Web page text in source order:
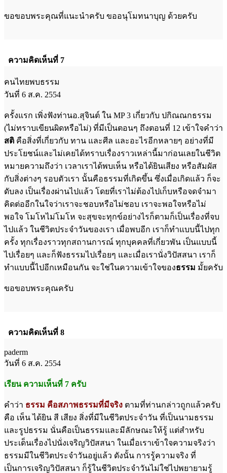
ขอขอบพระคุณที่แนะนำครับ ขออนุโมทนาบุญ ด้วยครับ
ความคิดเห็นที่ 7
คนไทยพบธรรม
วันที่ 6 ส.ค. 2554
ครั้งแรก เพิ่งฟังท่านอ.สุจินต์ ใน MP 3 เกี่ยวกับ ปกิณณกธรรม
(ไม่ทราบเขียนผิดหรือไม่) ที่มีเป็นตอนๆ ถึงตอนที่ 12 เข้าใจคำว่า
สติ คือสิ่งที่เกี่ยวกับ ทาน และศีล และอะไรอีกหลายๆ อย่างที่มี
ประโยชน์และไม่เคยได้ทราบเรื่องราวเหล่านี้มาก่อนเลยในชีวิต
หมายความถึงว่า เวลาเราได้พบเห็น หรือได้ยินเสียง หรือสัมผัส
กับสิ่งต่างๆ รอบตัวเรา นั้นคือธรรมที่เกิดขึ้น ซึ่งเมื่อเกิดแล้ว ก็จะ
ดับลง เป็นเรื่องผ่านไปแล้ว โดยที่เราไม่ต้องไปเก็บหรือจดจำมา
คิดต่ออีกในใจว่าเราจะชอบหรือไม่ชอบ เราจะพอใจหรือไม่
พอใจ โมโหไม่โมโห จะสุขจะทุกข์อย่างไรก็ตามก็เป็นเรื่องที่จบ
ไปแล้ว ในชีวิตประจำวันของเรา เมื่อพบอีก เราก็ทำแบบนี้ไปทุก
ครั้ง ทุกเรื่องราวทุกสถานการณ์ ทุกบุคคลที่เกี่ยวพัน เป็นแบบนี้
ไปเรื่อยๆ และก็ฟังธรรมไปเรื่อยๆ และเมื่อเรานั่งวิปัสสนา เราก็
ทำแบบนี้ไปอีกเหมือนกัน จะใช่ในความเข้าใจของธรรม มั้ยครับ
ขอขอบพระคุณครับ
ความคิดเห็นที่ 8
paderm
วันที่ 6 ส.ค. 2554
เรียน ความเห็นที่ 7 ครับ
คำว่า ธรรม คือสภาพธรรมที่มีจริง ตามที่ท่านกล่าวถูกแล้วครับ
คือ เห็น ได้ยิน สี เสียง สิ่งที่มีในชีวิตประจำวัน ที่เป็นนามธรรม
และรูปธรรม นั่นคือเป็นธรรมและมีลักษณะให้รู้ แต่สำหรับ
ประเด็นเรื่องไปนั่งเจริญวิปัสสนา ในเมื่อเราเข้าใจความจริงว่า
ธรรมมีในชีวิตประจำวันอยู่แล้ว ดังนั้น การรู้ความจริง ที่
เป็นการเจริญวิปัสสนา ก็รู้ในชีวิตประจำวันไม่ใช่ไปพยายามรู้